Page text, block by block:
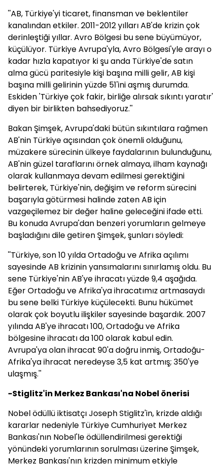
''AB, Türkiye'yi ticaret, finansman ve beklentiler
kanalından etkiler. 2011-2012 yılları AB'de krizin çok
derinleştiği yıllar. Avro Bölgesi bu sene büyümüyor,
küçülüyor. Türkiye Avrupa'yla, Avro Bölgesi'yle arayı o
kadar hızla kapatıyor ki şu anda Türkiye'de satın
alma gücü paritesiyle kişi başına milli gelir, AB kişi
başına milli gelirinin yüzde 51'ini aşmış durumda.
Eskiden 'Türkiye çok fakir, birliğe alırsak sıkıntı yaratır'
diyen bir birlikten bahsediyoruz.''
Bakan Şimşek, Avrupa'daki bütün sıkıntılara rağmen
AB'nin Türkiye açısından çok önemli olduğunu,
müzakere sürecinin ülkeye faydalarının bulunduğunu,
AB'nin güzel taraflarını örnek almaya, ilham kaynağı
olarak kullanmaya devam edilmesi gerektiğini
belirterek, Türkiye'nin, değişim ve reform sürecini
başarıyla götürmesi halinde zaten AB için
vazgeçilemez bir değer haline geleceğini ifade etti.
Bu konuda Avrupa'dan benzeri yorumların gelmeye
başladığını dile getiren Şimşek, şunları söyledi:
''Türkiye, son 10 yılda Ortadoğu ve Afrika açılımı
sayesinde AB krizinin yansımalarını sınırlamış oldu. Bu
sene Türkiye'nin AB'ye ihracatı yüzde 9,4 aşağıda.
Eğer Ortadoğu ve Afrika'ya ihracatımız artmasaydı
bu sene belki Türkiye küçülecekti. Bunu hükümet
olarak çok boyutlu ilişkiler sayesinde başardık. 2007
yılında AB'ye ihracatı 100, Ortadoğu ve Afrika
bölgesine ihracatı da 100 olarak kabul edin.
Avrupa'ya olan ihracat 90'a doğru inmiş, Ortadoğu-
Afrika'ya ihracat neredeyse 3,5 kat artmış; 350'ye
ulaşmış.''
-Stiglitz'in Merkez Bankası'na Nobel önerisi
Nobel ödüllü iktisatçı Joseph Stiglitz'in, krizde aldığı
kararlar nedeniyle Türkiye Cumhuriyet Merkez
Bankası'nın Nobel'le ödüllendirilmesi gerektiği
yönündeki yorumlarının sorulması üzerine Şimşek,
Merkez Bankası'nın krizden minimum etkiyle